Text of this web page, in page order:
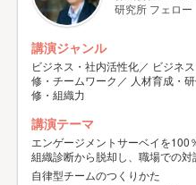
研究所 フェロー
講演ジャンル
ビジネス・社内活性化／ ビジネ
修・チームワーク／ 人材育成・
修・組織力
講演テーマ
エンゲージメントサーベイを
組織診断から脱却し、職場での対
自律型チームのつくりかた